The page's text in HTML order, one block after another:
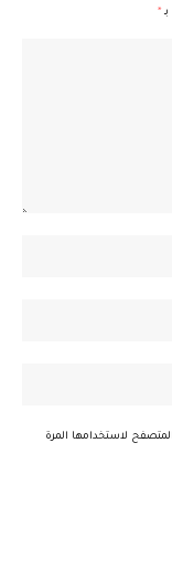
*
لاستخدامها المرة